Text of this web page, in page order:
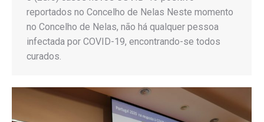
reportados no Concelho de Nelas Neste momento
no Concelho de Nelas, não há qualquer pessoa
infectada por COVID-19, encontrando-se todos
curados.